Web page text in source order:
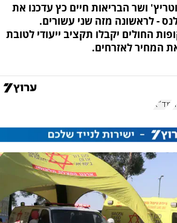
ושר הבריאות חיים כץ עדכנו את
- לראשונה מזה שני עשורים.
החולים יקבלו תקציב ייעודי לטובת
המחיר לאזרחים.
מד"א